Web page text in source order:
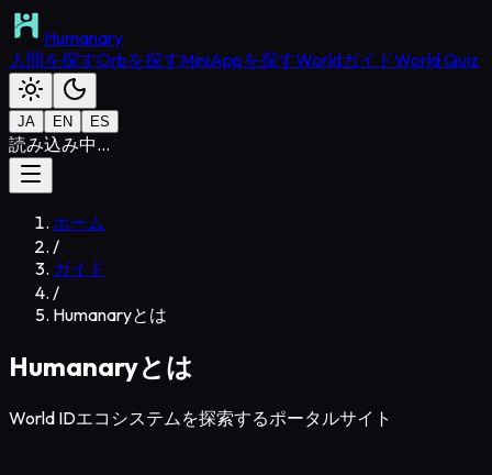
Humanary
人間を探すOrbを探すMiniAppを探すWorldガイドWorld Quiz
JA EN ES
読み込み中...
ホーム
/
ガイド
/
Humanaryとは
Humanaryとは
World IDエコシステムを探索するポータルサイト